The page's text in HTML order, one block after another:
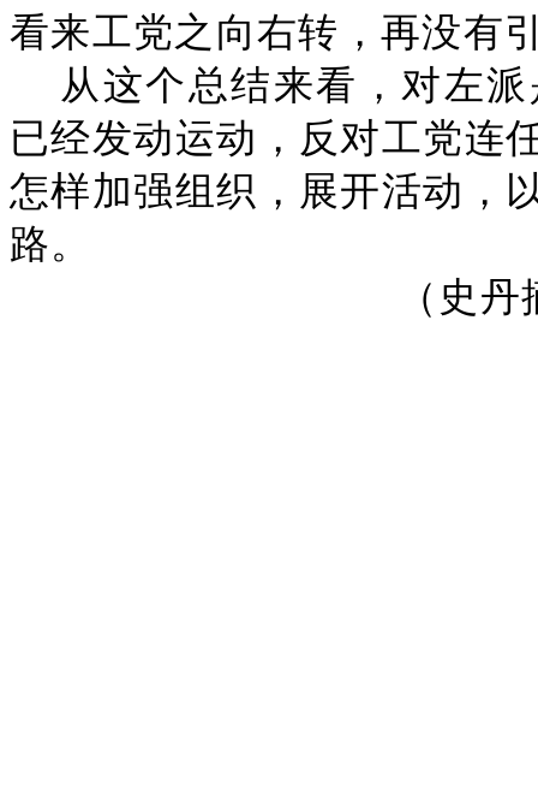
看来工党之向右转，再没有
从这个总结来看，对左
已经发动运动，反对工党连
怎样加强组织，展开活动，
路。
（史